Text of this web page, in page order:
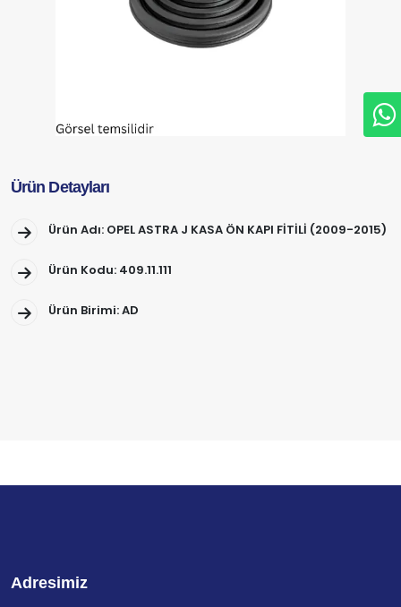
Ürün Detayları
Ürün Adı: OPEL ASTRA J KASA ÖN KAPI FİTİLİ (2009-2015)
Ürün Kodu: 409.11.111
Ürün Birimi: AD
Adresimiz